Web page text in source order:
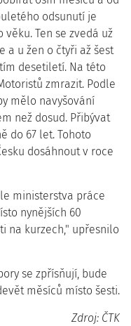
odsunutí je
Ten se zvedá už
a u žen o čtyři až šest
desetiletí. Na této
zmrazit. Podle
mělo navyšování
než dosud. Přibývat
do 67 let. Tohoto
dosáhnout v roce
ministerstva práce
nynějších 60
na kurzech," upřesnilo
se zpřísňují, bude
měsíců místo šesti.
Zdroj: ČTK